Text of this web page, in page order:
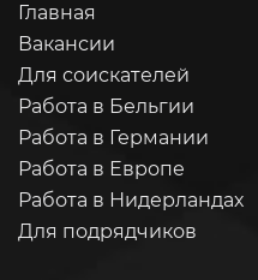
Главная
Вакансии
Для соискателей
Работа в Бельгии
Работа в Германии
Работа в Европе
Работа в Нидерландах
Для подрядчиков